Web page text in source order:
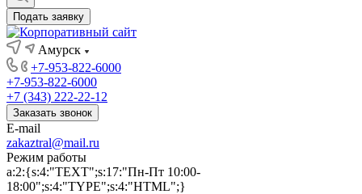
Подать заявку
Амурск
+7-953-822-6000
+7-953-822-6000
+7 (343) 222-22-12
Заказать звонок
E-mail
zakaztral@mail.ru
Режим работы
a:2:{s:4:"TEXT";s:17:"Пн-Пт 10:00-
18:00";s:4:"TYPE";s:4:"HTML";}